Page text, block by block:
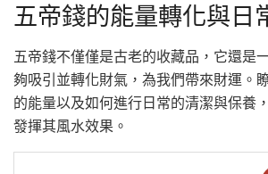
五帝錢的能量轉化與日
五帝錢不僅僅是古老的收藏品，它還是
夠吸引並轉化財氣，為我們帶來財運。
的能量以及如何進行日常的清潔與保養
發揮其風水效果。